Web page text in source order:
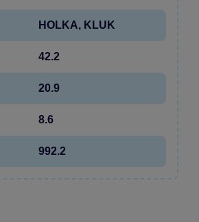
HOLKA, KLUK
42.2
20.9
8.6
992.2